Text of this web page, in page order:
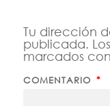
Tu dirección
publicada.
marcados con
COMENTARIO *